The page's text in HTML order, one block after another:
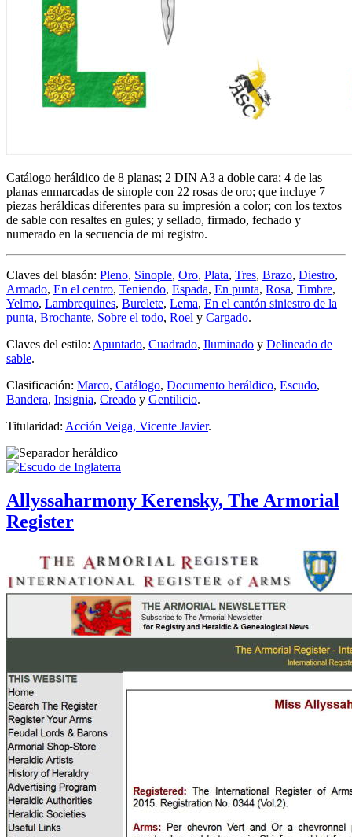
Catálogo heráldico de 8 planas; 2 DIN A3 a doble cara; 4 de las
planas enmarcadas de sinople con 22 rosas de oro; que incluye 7
piezas heráldicas diferentes para su impresión a color; con los textos
de sable con resaltes en gules; y sellado, firmado, fechado y
numerado en la secuencia de mi registro.
Claves del blasón: Pleno, Sinople, Oro, Plata, Tres, Brazo, Diestro,
Armado, En el centro, Teniendo, Espada, En punta, Rosa, Timbre,
Yelmo, Lambrequines, Burelete, Lema, En el cantón siniestro de la
punta, Brochante, Sobre el todo, Roel y Cargado.
Claves del estilo: Apuntado, Cuadrado, Iluminado y Delineado de
sable.
Clasificación: Marco, Catálogo, Documento heráldico, Escudo,
Bandera, Insignia, Creado y Gentilicio.
Titularidad: Acción Veiga, Vicente Javier.
Allyssaharmony Kerensky, The Armorial
Register